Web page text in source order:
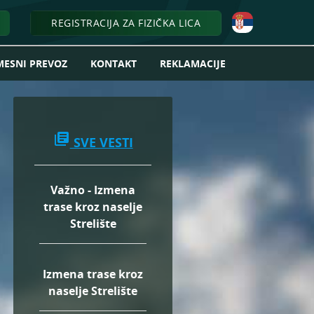
REGISTRACIJA ZA FIZIČKA LICA
PREVOZ KONTAKT REKLAMACIJE
library_books SVE VESTI
Važno - Izmena
trase kroz naselje
Strelište
Izmena trase kroz
naselje Strelište